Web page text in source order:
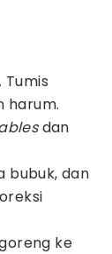
harum.
dan
bubuk, dan
ke